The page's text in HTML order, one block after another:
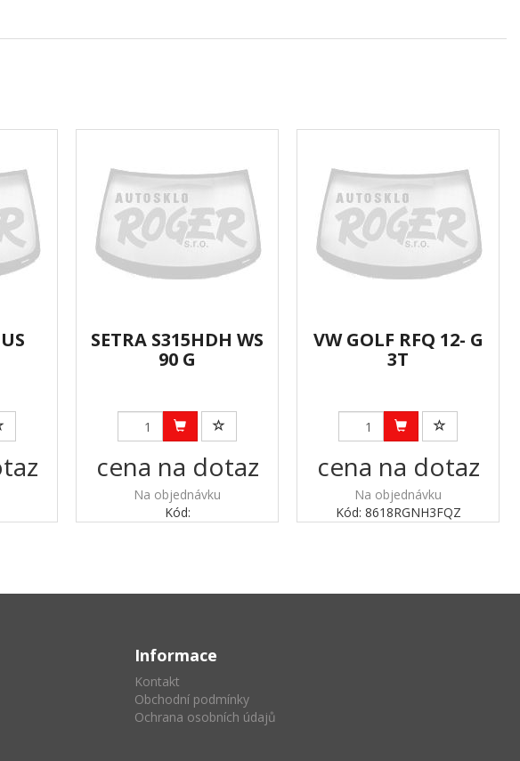
SETRA S315HDH WS
90 G
cena na dotaz
Na objednávku
Kód:
VW GOLF RFQ 12- G
3T
cena na dotaz
Na objednávku
Kód: 8618RGNH3FQZ
Informace
Kontakt
Obchodní podmínky
Ochrana osobních údajů